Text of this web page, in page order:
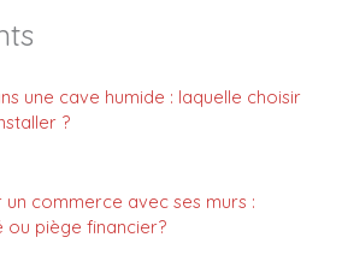
une cave humide : laquelle choisir
?
un commerce avec ses murs :
ou piège financier?